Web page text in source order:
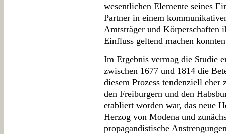
wesentlichen Elemente seines
Partner in einem
Amtsträger und Körperschaften
Einfluss geltend machen
Im Ergebnis vermag die Studie
zwischen 1677 und 1814 die
diesem Prozess tendenziell eher
den Freiburgern und den
etabliert worden war, das neue
Herzog von Modena und
propagandistische